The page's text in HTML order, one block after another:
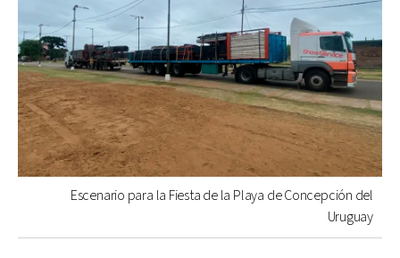
Escenario para la Fiesta de la Playa de Concepción del
Uruguay